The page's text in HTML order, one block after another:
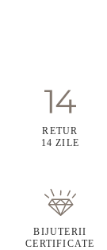
RETUR
14 ZILE
BIJUTERII
CERTIFICATE